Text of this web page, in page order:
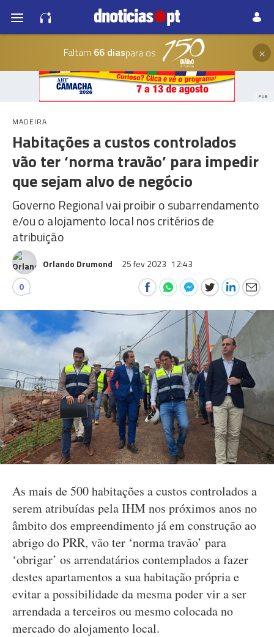
Faltam 66 diaspara os ×
PUB
MADEIRA
Habitações a custos controlados
vão ter ‘norma travão’ para impedir
que sejam alvo de negócio
Governo Regional vai proibir o subarrendamento
e/ou o alojamento local nos critérios de
atribuição
Orlando Drumond 25 fev 2023 12:43
0
As mais de 500 habitações a custos controlados a
serem atribuídas pela IHM nos próximos anos no
âmbito dos empreendimento já em construção ao
abrigo do PRR, vão ter ‘norma travão’ para
‘obrigar’ os arrendatários contemplados a fazer
destes apartamentos a sua habitação própria e
evitar a possibilidade da mesma poder vir a ser
arrendada a terceiros ou mesmo colocada no
mercado do alojamento local.